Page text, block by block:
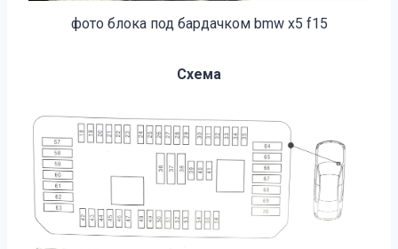
фото блока под бардачком bmw x5 f15
Схема